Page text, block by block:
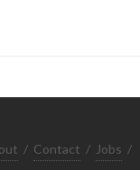
/ Contact / Jobs /